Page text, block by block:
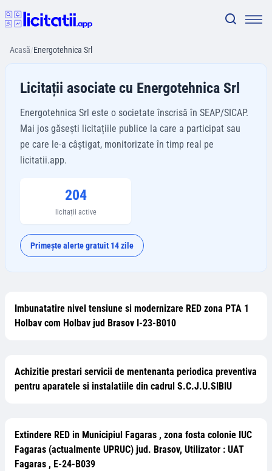
Acasă/Energotehnica Srl
Licitații asociate cu Energotehnica Srl
Energotehnica Srl este o societate înscrisă în SEAP/SICAP.
Mai jos găsești licitațiile publice la care a participat sau
pe care le-a câștigat, monitorizate în timp real pe
licitatii.app.
204
licitații active
Primește alerte gratuit 14 zile
Imbunatatire nivel tensiune si modernizare RED zona PTA 1
Holbav com Holbav jud Brasov I-23-B010
Achizitie prestari servicii de mentenanta periodica preventiva
pentru aparatele si instalatiile din cadrul S.C.J.U.SIBIU
Extindere RED in Municipiul Fagaras , zona fosta colonie IUC
Fagaras (actualmente UPRUC) jud. Brasov, Utilizator : UAT
Fagaras , E-24-B039